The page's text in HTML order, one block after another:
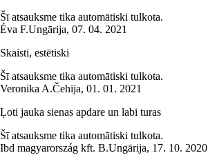
Šī atsauksme tika automātiski tulkota.
Éva F.Ungārija, 07. 04. 2021
Skaisti, estētiski
Šī atsauksme tika automātiski tulkota.
Veronika A.Čehija, 01. 01. 2021
Ļoti jauka sienas apdare un labi turas
Šī atsauksme tika automātiski tulkota.
Ibd magyarország kft. B.Ungārija, 17. 10. 2020